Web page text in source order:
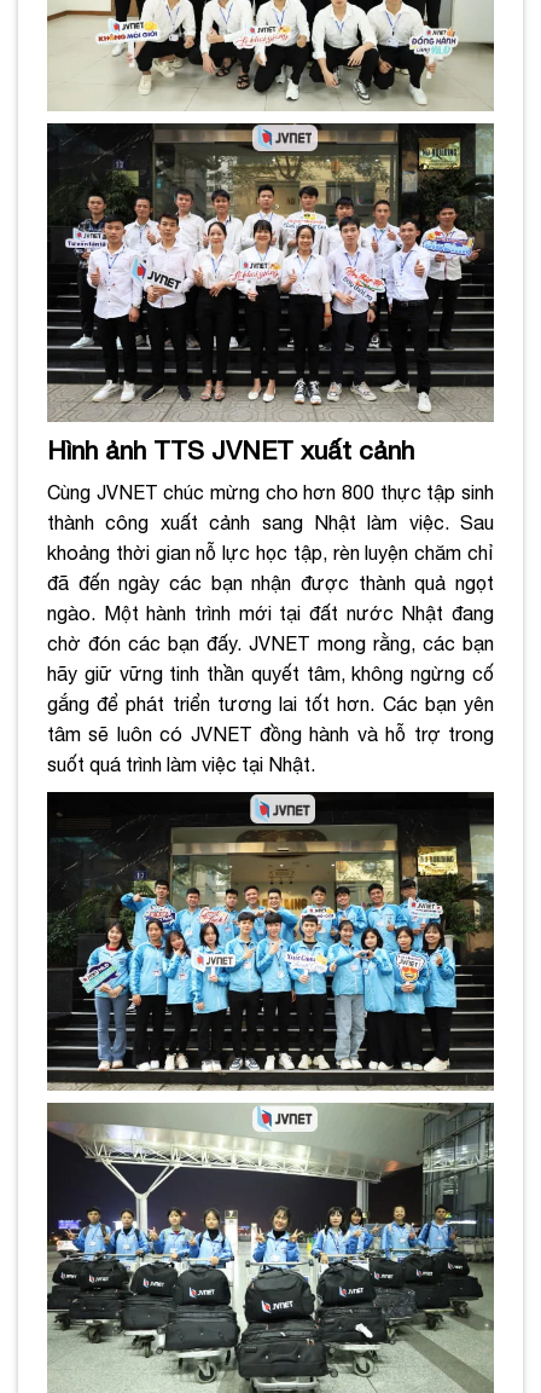
Hình ảnh TTS JVNET xuất cảnh
Cùng JVNET chúc mừng cho hơn 800 thực tập sinh
thành công xuất cảnh sang Nhật làm việc. Sau
khoảng thời gian nỗ lực học tập, rèn luyện chăm chỉ
đã đến ngày các bạn nhận được thành quả ngọt
ngào. Một hành trình mới tại đất nước Nhật đang
chờ đón các bạn đấy. JVNET mong rằng, các bạn
hãy giữ vững tinh thần quyết tâm, không ngừng cố
gắng để phát triển tương lai tốt hơn. Các bạn yên
tâm sẽ luôn có JVNET đồng hành và hỗ trợ trong
suốt quá trình làm việc tại Nhật.